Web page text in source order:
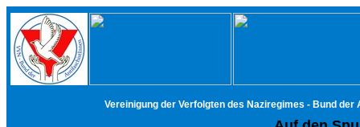
Vereinigung der Verfolgten des Naziregimes - Bund